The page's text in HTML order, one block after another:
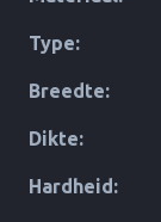
Type:
Breedte:
Dikte:
Hardheid: